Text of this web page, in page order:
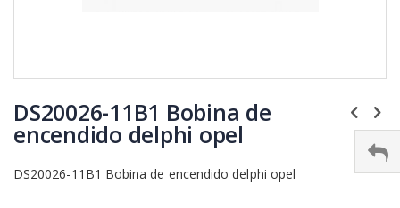
DS20026-11B1 Bobina de
encendido delphi opel
DS20026-11B1 Bobina de encendido delphi opel
al
comienzo
de
galería
de